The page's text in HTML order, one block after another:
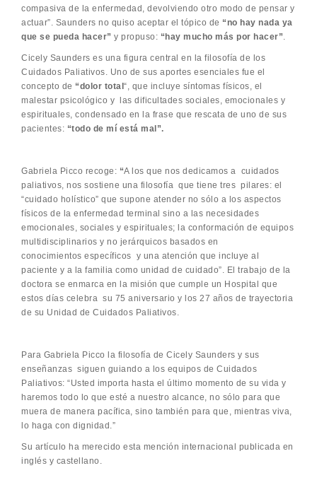
compasiva de la enfermedad, devolviendo otro modo de pensar y
actuar”. Saunders no quiso aceptar el tópico de “no hay nada ya
que se pueda hacer” y propuso: “hay mucho más por hacer”.
Cicely Saunders es una figura central en la filosofía de los
Cuidados Paliativos. Uno de sus aportes esenciales fue el
concepto de “dolor total “, que incluye síntomas físicos, el
malestar psicológico y las dificultades sociales, emocionales y
espirituales, condensado en la frase que rescata de uno de sus
pacientes: “todo de mí está mal”.
Gabriela Picco recoge: “A los que nos dedicamos a cuidados
paliativos, nos sostiene una filosofía que tiene tres pilares: el
“cuidado holístico” que supone atender no sólo a los aspectos
físicos de la enfermedad terminal sino a las necesidades
emocionales, sociales y espirituales; la conformación de equipos
multidisciplinarios y no jerárquicos basados en
conocimientos específicos y una atención que incluye al
paciente y a la familia como unidad de cuidado”. El trabajo de la
doctora se enmarca en la misión que cumple un Hospital que
estos días celebra su 75 aniversario y los 27 años de trayectoria
de su Unidad de Cuidados Paliativos.
Para Gabriela Picco la filosofía de Cicely Saunders y sus
enseñanzas siguen guiando a los equipos de Cuidados
Paliativos: “Usted importa hasta el último momento de su vida y
haremos todo lo que esté a nuestro alcance, no sólo para que
muera de manera pacífica, sino también para que, mientras viva,
lo haga con dignidad.”
Su artículo ha merecido esta mención internacional publicada en
inglés y castellano.